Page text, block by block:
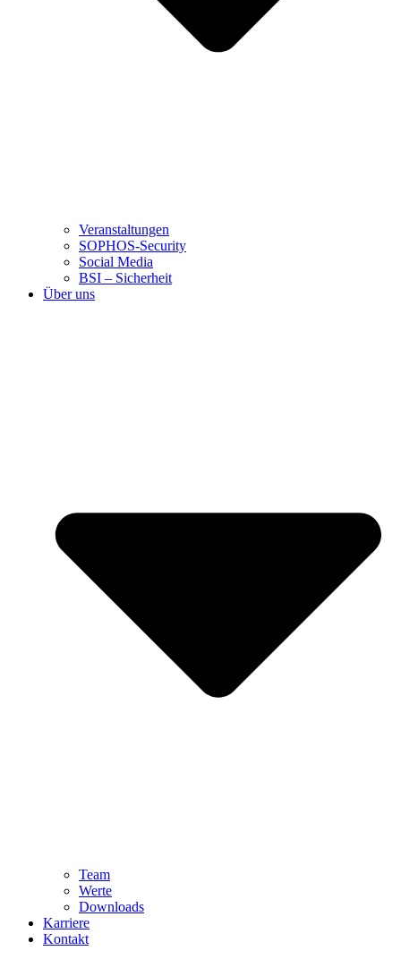
Veranstaltungen
SOPHOS-Security
Social Media
BSI – Sicherheit
Über uns
Team
Werte
Downloads
Karriere
Kontakt